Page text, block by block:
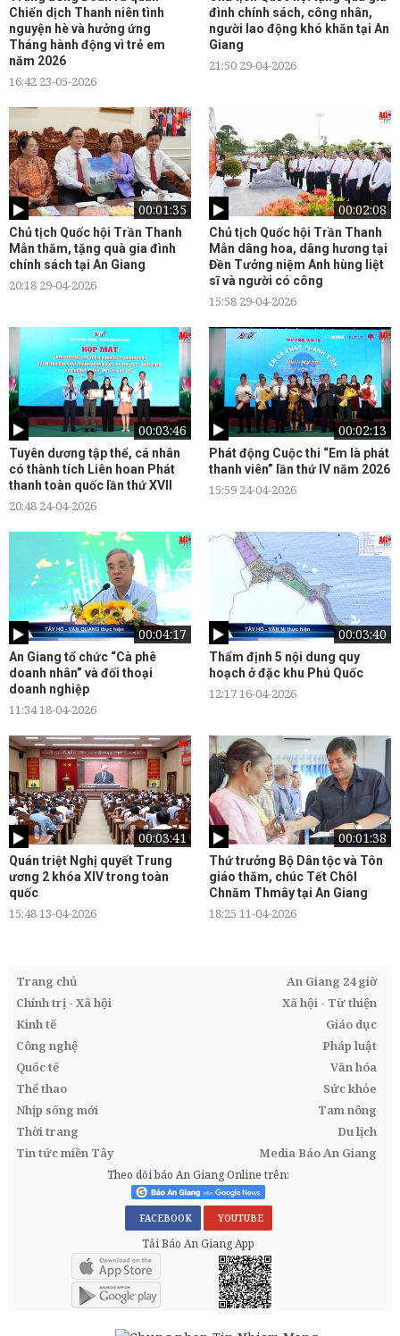
Chiến dịch Thanh niên tình
nguyện hè và hưởng ứng
Tháng hành động vì trẻ em
năm 2026
16:42 23-05-2026
đình chính sách, công nhân,
người lao động khó khăn tại An
Giang
21:50 29-04-2026
00:01:35
Chủ tịch Quốc hội Trần Thanh
Mẫn thăm, tặng quà gia đình
chính sách tại An Giang
20:18 29-04-2026
00:02:08
Chủ tịch Quốc hội Trần Thanh
Mẫn dâng hoa, dâng hương tại
Đền Tưởng niệm Anh hùng liệt
sĩ và người có công
15:58 29-04-2026
00:03:46
Tuyên dương tập thể, cá nhân
có thành tích Liên hoan Phát
thanh toàn quốc lần thứ XVII
20:48 24-04-2026
00:02:13
Phát động Cuộc thi “Em là phát
thanh viên” lần thứ IV năm 2026
15:59 24-04-2026
00:04:17
An Giang tổ chức “Cà phê
doanh nhân” và đối thoại
doanh nghiệp
11:34 18-04-2026
00:03:40
Thẩm định 5 nội dung quy
hoạch ở đặc khu Phú Quốc
12:17 16-04-2026
00:03:41
Quán triệt Nghị quyết Trung
ương 2 khóa XIV trong toàn
quốc
15:48 13-04-2026
00:01:38
Thứ trưởng Bộ Dân tộc và Tôn
giáo thăm, chúc Tết Chôl
Chnăm Thmây tại An Giang
18:25 11-04-2026
Trang chủ
An Giang 24 giờ
Chính trị - Xã hội
Xã hội - Từ thiện
Kinh tế
Giáo dục
Công nghệ
Pháp luật
Quốc tế
Văn hóa
Thể thao
Sức khỏe
Nhịp sống mới
Tam nông
Thời trang
Du lịch
Tin tức miền Tây
Media Báo An Giang
Theo dõi báo An Giang Online trên:
FACEBOOK YOUTUBE
Tải Báo An Giang App